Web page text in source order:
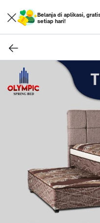
Belanja di aplikasi,
setiap hari!